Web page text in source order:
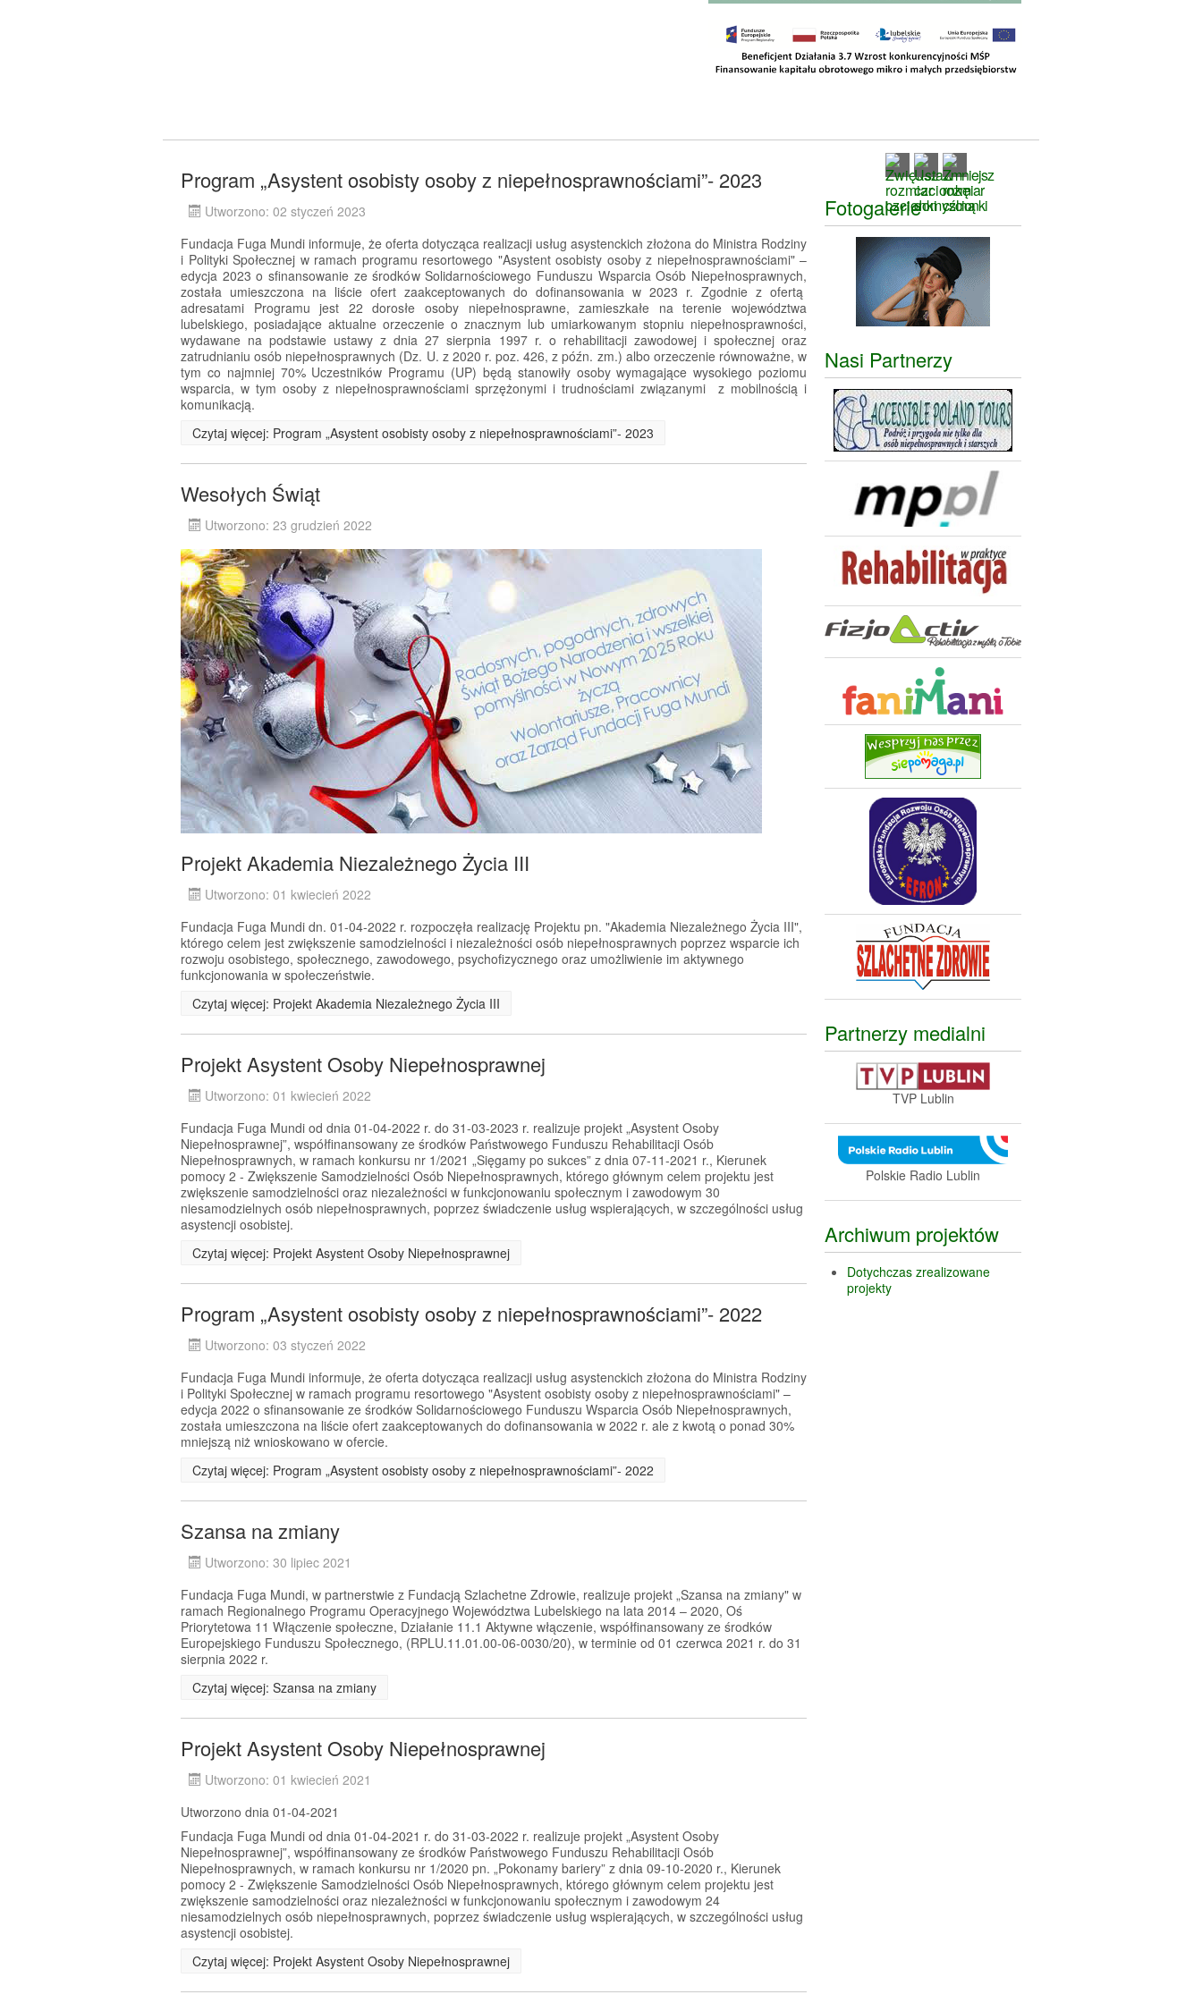
Program „Asystent osobisty osoby z niepełnosprawnościami”- 2023
Utworzono: 02 styczeń 2023
Fundacja Fuga Mundi informuje, że oferta dotycząca realizacji usług asystenckich złożona do Ministra Rodziny
i Polityki Społecznej w ramach programu resortowego "Asystent osobisty osoby z niepełnosprawnościami" –
edycja 2023 o sfinansowanie ze środków Solidarnościowego Funduszu Wsparcia Osób Niepełnosprawnych,
została umieszczona na liście ofert zaakceptowanych do dofinansowania w 2023 r. Zgodnie z ofertą
adresatami Programu jest 22 dorosłe osoby niepełnosprawne, zamieszkałe na terenie województwa
lubelskiego, posiadające aktualne orzeczenie o znacznym lub umiarkowanym stopniu niepełnosprawności,
wydawane na podstawie ustawy z dnia 27 sierpnia 1997 r. o rehabilitacji zawodowej i społecznej oraz
zatrudnianiu osób niepełnosprawnych (Dz. U. z 2020 r. poz. 426, z późn. zm.) albo orzeczenie równoważne, w
tym co najmniej 70% Uczestników Programu (UP) będą stanowiły osoby wymagające wysokiego poziomu
wsparcia, w tym osoby z niepełnosprawnościami sprzężonymi i trudnościami związanymi z mobilnością i
komunikacją.
Czytaj więcej: Program „Asystent osobisty osoby z niepełnosprawnościami”- 2023
Wesołych Świąt
Utworzono: 23 grudzień 2022
Projekt Akademia Niezależnego Życia III
Utworzono: 01 kwiecień 2022
Fundacja Fuga Mundi dn. 01-04-2022 r. rozpoczęła realizację Projektu pn. "Akademia Niezależnego Życia III",
którego celem jest zwiększenie samodzielności i niezależności osób niepełnosprawnych poprzez wsparcie ich
rozwoju osobistego, społecznego, zawodowego, psychofizycznego oraz umożliwienie im aktywnego
funkcjonowania w społeczeństwie.
Czytaj więcej: Projekt Akademia Niezależnego Życia III
Projekt Asystent Osoby Niepełnosprawnej
Utworzono: 01 kwiecień 2022
Fundacja Fuga Mundi od dnia 01-04-2022 r. do 31-03-2023 r. realizuje projekt „Asystent Osoby
Niepełnosprawnej”, współfinansowany ze środków Państwowego Funduszu Rehabilitacji Osób
Niepełnosprawnych, w ramach konkursu nr 1/2021 „Sięgamy po sukces” z dnia 07-11-2021 r., Kierunek
pomocy 2 - Zwiększenie Samodzielności Osób Niepełnosprawnych, którego głównym celem projektu jest
zwiększenie samodzielności oraz niezależności w funkcjonowaniu społecznym i zawodowym 30
niesamodzielnych osób niepełnosprawnych, poprzez świadczenie usług wspierających, w szczególności usług
asystencji osobistej.
Czytaj więcej: Projekt Asystent Osoby Niepełnosprawnej
Program „Asystent osobisty osoby z niepełnosprawnościami”- 2022
Utworzono: 03 styczeń 2022
Fundacja Fuga Mundi informuje, że oferta dotycząca realizacji usług asystenckich złożona do Ministra Rodziny
i Polityki Społecznej w ramach programu resortowego "Asystent osobisty osoby z niepełnosprawnościami" –
edycja 2022 o sfinansowanie ze środków Solidarnościowego Funduszu Wsparcia Osób Niepełnosprawnych,
została umieszczona na liście ofert zaakceptowanych do dofinansowania w 2022 r. ale z kwotą o ponad 30%
mniejszą niż wnioskowano w ofercie.
Czytaj więcej: Program „Asystent osobisty osoby z niepełnosprawnościami”- 2022
Szansa na zmiany
Utworzono: 30 lipiec 2021
Fundacja Fuga Mundi, w partnerstwie z Fundacją Szlachetne Zdrowie, realizuje projekt „Szansa na zmiany" w
ramach Regionalnego Programu Operacyjnego Województwa Lubelskiego na lata 2014 – 2020, Oś
Priorytetowa 11 Włączenie społeczne, Działanie 11.1 Aktywne włączenie, współfinansowany ze środków
Europejskiego Funduszu Społecznego, (RPLU.11.01.00-06-0030/20), w terminie od 01 czerwca 2021 r. do 31
sierpnia 2022 r.
Czytaj więcej: Szansa na zmiany
Projekt Asystent Osoby Niepełnosprawnej
Utworzono: 01 kwiecień 2021
Utworzono dnia 01-04-2021
Fundacja Fuga Mundi od dnia 01-04-2021 r. do 31-03-2022 r. realizuje projekt „Asystent Osoby
Niepełnosprawnej”, współfinansowany ze środków Państwowego Funduszu Rehabilitacji Osób
Niepełnosprawnych, w ramach konkursu nr 1/2020 pn. „Pokonamy bariery” z dnia 09-10-2020 r., Kierunek
pomocy 2 - Zwiększenie Samodzielności Osób Niepełnosprawnych, którego głównym celem projektu jest
zwiększenie samodzielności oraz niezależności w funkcjonowaniu społecznym i zawodowym 24
niesamodzielnych osób niepełnosprawnych, poprzez świadczenie usług wspierających, w szczególności usług
asystencji osobistej.
Czytaj więcej: Projekt Asystent Osoby Niepełnosprawnej
Fotogalerie
Nasi Partnerzy
Partnerzy medialni
TVP Lublin
Polskie Radio Lublin
Archiwum projektów
Dotychczas zrealizowane
projekty